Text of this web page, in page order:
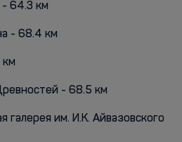
- 64.3 км
- 68.4 км
км
- 68.5 км
галерея им. И.К. Айвазовского